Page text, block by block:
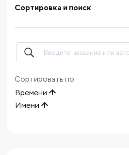
Сортировка и поиск
Сортировать по
Времени
Имени